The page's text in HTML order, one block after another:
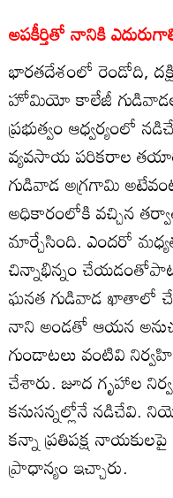
అపకీర్తితో నానికి
భారతదేశంలో రెండోది,
హోమియో కాలేజీ గుడివాడలో
ప్రభుత్వం ఆధ్వర్యంలో
వ్యవసాయ పరికరాల తయారీకి
గుడివాడ అగ్రగామి
అధికారంలోకి వచ్చిన
మార్చేసింది. ఎందరో
చిన్నాభిన్నం చేయడంతోపాటు
ఘనత గుడివాడ ఖాతాలో
నాని అండతో ఆయన
గుండాటలు వంటివి
చేశారు. జూద గృహాల
కనుసన్నల్లోనే నడిచేవి.
కన్నా ప్రతిపక్ష
ప్రాధాన్యం ఇచ్చారు.